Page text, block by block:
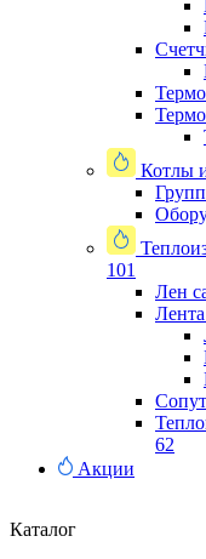
Котлы
101
Лен
62
Акции
Каталог